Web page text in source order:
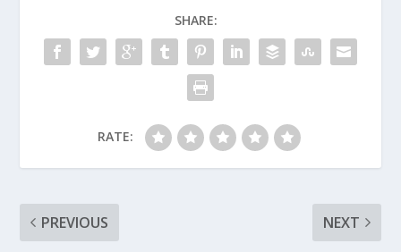
SHARE:
RATE:
PREVIOUS NEXT